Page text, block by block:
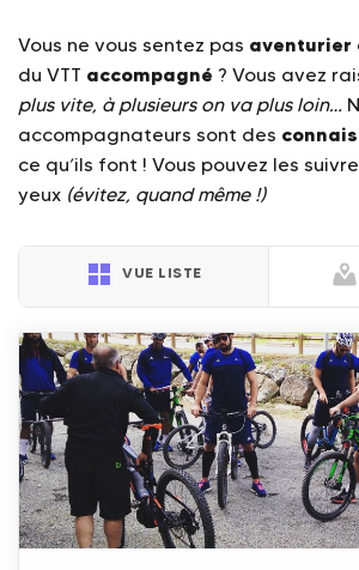
Vous ne vous sentez pas aventurier
du VTT accompagné ? Vous avez
plus vite, à plusieurs on va plus loin…
accompagnateurs sont des
ce qu’ils font ! Vous pouvez les
yeux (évitez, quand même !)
VUE LISTE